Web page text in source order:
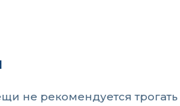
не рекомендуется